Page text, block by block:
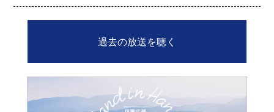
過去の放送を聴く